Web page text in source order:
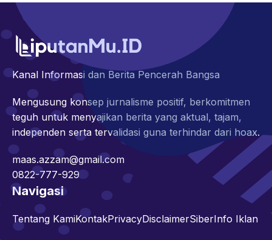
Kanal Informasi dan Berita Pencerah Bangsa
Mengusung konsep jurnalisme positif, berkomitmen
teguh untuk menyajikan berita yang aktual, tajam,
independen serta tervalidasi guna terhindar dari hoax.
maas.azzam@gmail.com
0822-777-929
Navigasi
Tentang KamiKontakPrivacyDisclaimerSiberInfo Iklan